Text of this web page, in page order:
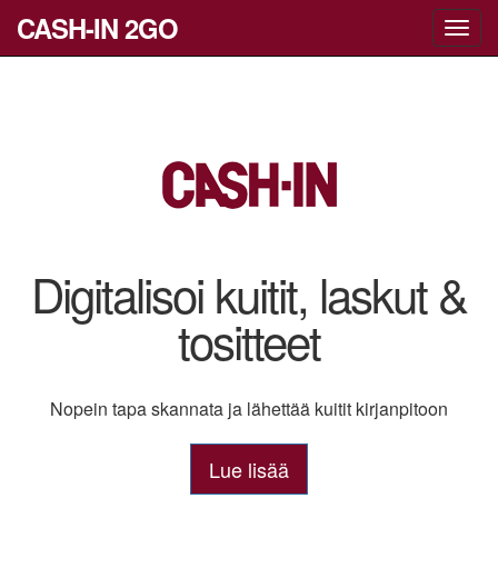
CASH-IN 2GO
Digitalisoi kuitit, laskut &
tositteet
Nopein tapa skannata ja lähettää kuitit kirjanpitoon
Lue lisää